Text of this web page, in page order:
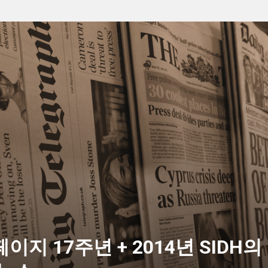
이지 17주년 + 2014년 SIDH의